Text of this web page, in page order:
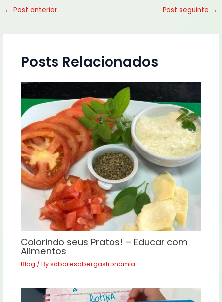
← Post anterior Post seguinte →
Posts Relacionados
Colorindo seus Pratos! – Educar com
Alimentos
Blog / Bysaboresabergastronomia